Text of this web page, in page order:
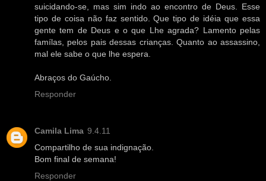
suicidando-se, mas sim indo ao encontro de Deus. Esse
tipo de coisa não faz sentido. Que tipo de idéia que essa
gente tem de Deus e o que Lhe agrada? Lamento pelas
famílas, pelos pais dessas crianças. Quanto ao assassino,
mal ele sabe o que lhe espera.
Abraços do Gaúcho.
Responder
Camila Lima 9.4.11
Compartilho de sua indignação.
Bom final de semana!
Responder